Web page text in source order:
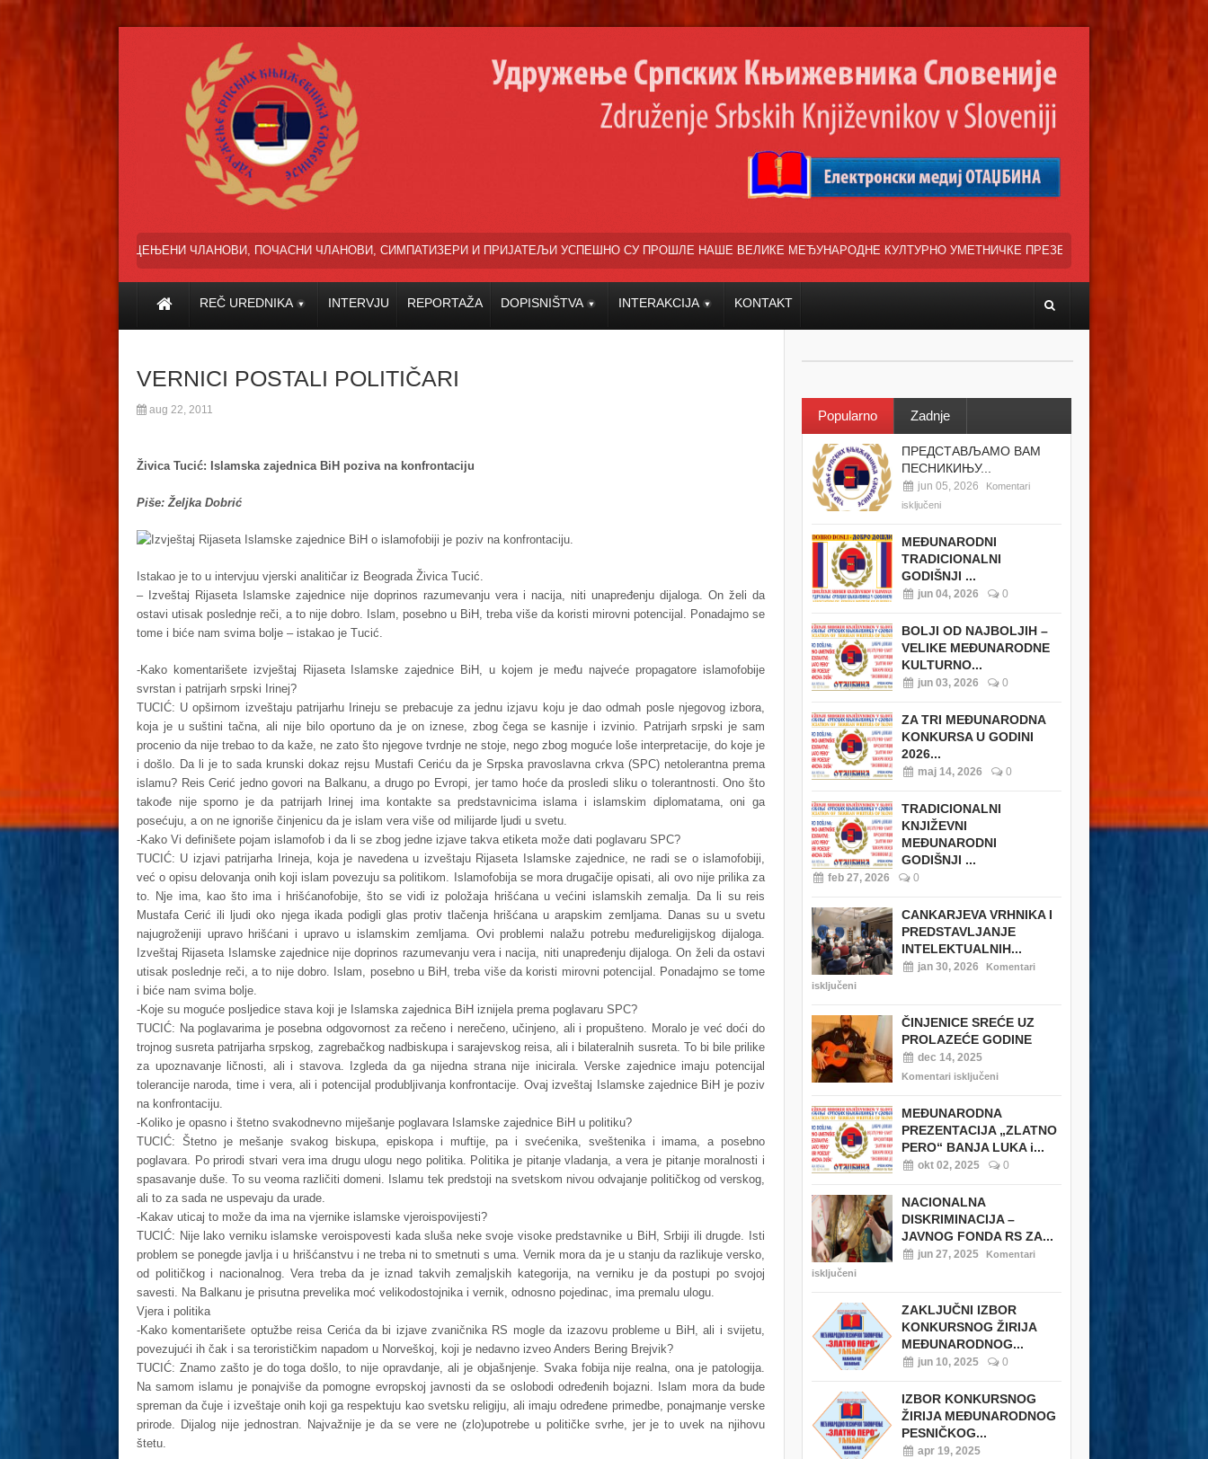
ЦЕЊЕНИ ЧЛАНОВИ, ПОЧАСНИ ЧЛАНОВИ, СИМПАТИЗЕРИ И ПРИЈАТЕЉИ УСПЕШНО СУ ПРОШЛЕ НАШЕ ВЕЛИКЕ МЕЂУНАРОДНЕ КУЛТУРНО УМЕТНИЧКЕ ПРЕЗЕНТАЦИЈЕ »ВЕСЕЛИ ДАНИ СРПСКЕ ДИЈАСПОРЕ« НАША
REČ UREDNIKA INTERVJU REPORTAŽA DOPISNIŠTVA INTERAKCIJA KONTAKT
VERNICI POSTALI POLITIČARI
aug 22, 2011
Živica Tucić: Islamska zajednica BiH poziva na konfrontaciju
Piše: Željka Dobrić
Izvještaj Rijaseta Islamske zajednice BiH o islamofobiji je poziv na konfrontaciju.
Istakao je to u intervjuu vjerski analitičar iz Beograda Živica Tucić.
– Izveštaj Rijaseta Islamske zajednice nije doprinos razumevanju vera i nacija, niti unapređenju dijaloga. On želi da
ostavi utisak poslednje reči, a to nije dobro. Islam, posebno u BiH, treba više da koristi mirovni potencijal. Ponadajmo se
tome i biće nam svima bolje – istakao je Tucić.
-Kako komentarišete izvještaj Rijaseta Islamske zajednice BiH, u kojem je među najveće propagatore islamofobije
svrstan i patrijarh srpski Irinej?
TUCIĆ: U opširnom izveštaju patrijarhu Irineju se prebacuje za jednu izjavu koju je dao odmah posle njegovog izbora,
koja je u suštini tačna, ali nije bilo oportuno da je on iznese, zbog čega se kasnije i izvinio. Patrijarh srpski je sam
procenio da nije trebao to da kaže, ne zato što njegove tvrdnje ne stoje, nego zbog moguće loše interpretacije, do koje je
i došlo. Da li je to sada krunski dokaz rejsu Mustafi Ceriću da je Srpska pravoslavna crkva (SPC) netolerantna prema
islamu? Reis Cerić jedno govori na Balkanu, a drugo po Evropi, jer tamo hoće da prosledi sliku o tolerantnosti. Ono što
takođe nije sporno je da patrijarh Irinej ima kontakte sa predstavnicima islama i islamskim diplomatama, oni ga
posećuju, a on ne ignoriše činjenicu da je islam vera više od milijarde ljudi u svetu.
-Kako Vi definišete pojam islamofob i da li se zbog jedne izjave takva etiketa može dati poglavaru SPC?
TUCIĆ: U izjavi patrijarha Irineja, koja je navedena u izveštaju Rijaseta Islamske zajednice, ne radi se o islamofobiji,
već o opisu delovanja onih koji islam povezuju sa politikom. Islamofobija se mora drugačije opisati, ali ovo nije prilika za
to. Nje ima, kao što ima i hrišćanofobije, što se vidi iz položaja hrišćana u većini islamskih zemalja. Da li su reis
Mustafa Cerić ili ljudi oko njega ikada podigli glas protiv tlačenja hrišćana u arapskim zemljama. Danas su u svetu
najugroženiji upravo hrišćani i upravo u islamskim zemljama. Ovi problemi nalažu potrebu međureligijskog dijaloga.
Izveštaj Rijaseta Islamske zajednice nije doprinos razumevanju vera i nacija, niti unapređenju dijaloga. On želi da ostavi
utisak poslednje reči, a to nije dobro. Islam, posebno u BiH, treba više da koristi mirovni potencijal. Ponadajmo se tome
i biće nam svima bolje.
-Koje su moguće posljedice stava koji je Islamska zajednica BiH iznijela prema poglavaru SPC?
TUCIĆ: Na poglavarima je posebna odgovornost za rečeno i nerečeno, učinjeno, ali i propušteno. Moralo je već doći do
trojnog susreta patrijarha srpskog, zagrebačkog nadbiskupa i sarajevskog reisa, ali i bilateralnih susreta. To bi bile prilike
za upoznavanje ličnosti, ali i stavova. Izgleda da ga nijedna strana nije inicirala. Verske zajednice imaju potencijal
tolerancije naroda, time i vera, ali i potencijal produbljivanja konfrontacije. Ovaj izveštaj Islamske zajednice BiH je poziv
na konfrontaciju.
-Koliko je opasno i štetno svakodnevno miješanje poglavara Islamske zajednice BiH u politiku?
TUCIĆ: Štetno je mešanje svakog biskupa, episkopa i muftije, pa i svećenika, sveštenika i imama, a posebno
poglavara. Po prirodi stvari vera ima drugu ulogu nego politika. Politika je pitanje vladanja, a vera je pitanje moralnosti i
spasavanje duše. To su veoma različiti domeni. Islamu tek predstoji na svetskom nivou odvajanje političkog od verskog,
ali to za sada ne uspevaju da urade.
-Kakav uticaj to može da ima na vjernike islamske vjeroispovijesti?
TUCIĆ: Nije lako verniku islamske veroispovesti kada sluša neke svoje visoke predstavnike u BiH, Srbiji ili drugde. Isti
problem se ponegde javlja i u hrišćanstvu i ne treba ni to smetnuti s uma. Vernik mora da je u stanju da razlikuje versko,
od političkog i nacionalnog. Vera treba da je iznad takvih zemaljskih kategorija, na verniku je da postupi po svojoj
savesti. Na Balkanu je prisutna prevelika moć velikodostojnika i vernik, odnosno pojedinac, ima premalu ulogu.
Vjera i politika
-Kako komentarišete optužbe reisa Cerića da bi izjave zvaničnika RS mogle da izazovu probleme u BiH, ali i svijetu,
povezujući ih čak i sa terorističkim napadom u Norveškoj, koji je nedavno izveo Anders Bering Brejvik?
TUCIĆ: Znamo zašto je do toga došlo, to nije opravdanje, ali je objašnjenje. Svaka fobija nije realna, ona je patologija.
Na samom islamu je ponajviše da pomogne evropskoj javnosti da se oslobodi određenih bojazni. Islam mora da bude
spreman da čuje i izveštaje onih koji ga respektuju kao svetsku religiju, ali imaju određene primedbe, ponajmanje verske
prirode. Dijalog nije jednostran. Najvažnije je da se vere ne (zlo)upotrebe u političke svrhe, jer je to uvek na njihovu
štetu.
Popularno Zadnje
ПРЕДСТАВЉАМО ВАМ
ПЕСНИКИЊУ...
jun 05, 2026
Komentari
isključeni
MEĐUNARODNI
TRADICIONALNI
GODIŠNJI ...
jun 04, 2026 0
BOLJI OD NAJBOLJIH –
VELIKE MEĐUNARODNE
KULTURNO...
jun 03, 2026 0
ZA TRI MEĐUNARODNA
KONKURSA U GODINI
2026...
maj 14, 2026 0
TRADICIONALNI
KNJIŽEVNI
MEĐUNARODNI
GODIŠNJI ...
feb 27, 2026 0
CANKARJEVA VRHNIKA I
PREDSTAVLJANJE
INTELEKTUALNIH...
jan 30, 2026
Komentari
isključeni
ČINJENICE SREĆE UZ
PROLAZEĆE GODINE
dec 14, 2025
Komentari isključeni
MEĐUNARODNA
PREZENTACIJA „ZLATNO
PERO“ BANJA LUKA i...
okt 02, 2025 0
NACIONALNA
DISKRIMINACIJA –
JAVNOG FONDA RS ZA...
jun 27, 2025
Komentari
isključeni
ZAKLJUČNI IZBOR
KONKURSNOG ŽIRIJA
MEĐUNARODNOG...
jun 10, 2025 0
IZBOR KONKURSNOG
ŽIRIJA MEĐUNARODNOG
PESNIČKOG...
apr 19, 2025